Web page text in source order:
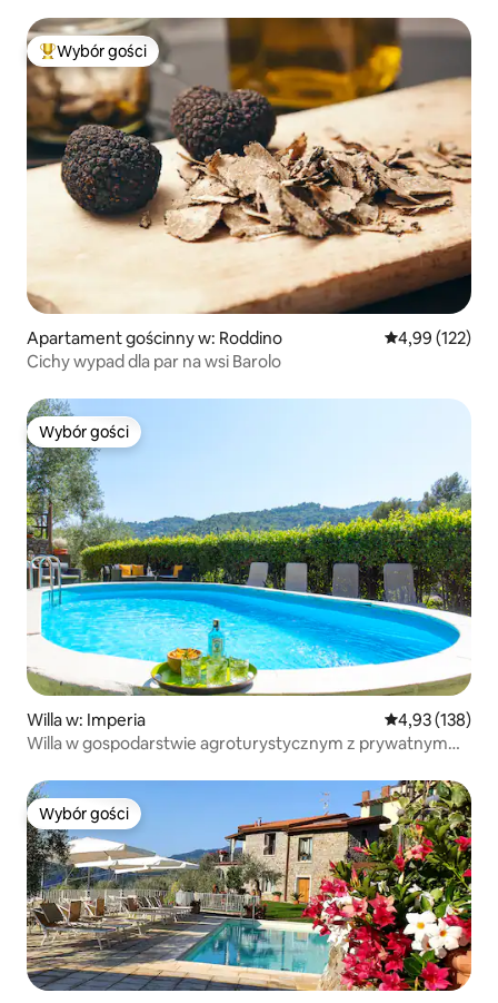
Najpopularniejsze z kategorii Wybór gości
Wybór gości
Apartament gościnny w: Roddino Średnia
4,99 (122)
Cichy wypad dla par na wsi Barolo
Wybór gości
Wybór gości
Willa w: Imperia Średnia
4,93 (138)
Willa w gospodarstwie agroturystycznym z prywatnym
Wybór gości
Wybór gości